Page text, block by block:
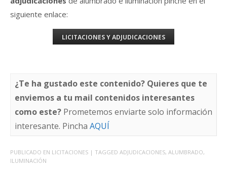
siguiente enlace:
LICITACIONES Y ADJUDICACIONES
¿Te ha gustado este contenido? Quieres que te
enviemos a tu mail contenidos interesantes
como este? Prometemos enviarte solo información
interesante. Pincha AQUÍ
PUBLICADO EN LICITACIONES | TAGGED ADJUDICACIONES, ALUMBRADO,
ILUMINACIÓN